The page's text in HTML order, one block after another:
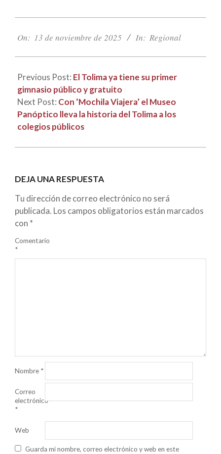
11-
On: 13 de noviembre de 2025 In: Regional
Previous Post: El Tolima ya tiene su primer
gimnasio público y gratuito
Next Post: Con ‘Mochila Viajera’ el Museo
Panóptico lleva la historia del Tolima a los
colegios públicos
DEJA UNA RESPUESTA
Tu dirección de correo electrónico no será
publicada. Los campos obligatorios están marcados
con *
Comentario
*
Nombre *
Correo
electrónico
*
Web
Guarda mi nombre, correo electrónico y web en este